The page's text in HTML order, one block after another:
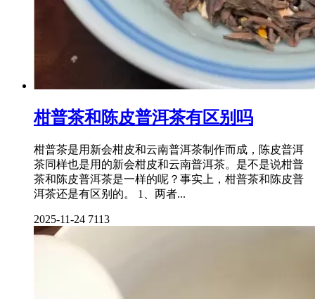
柑普茶和陈皮普洱茶有区别吗
柑普茶是用新会柑皮和云南普洱茶制作而成，陈皮普洱
茶同样也是用的新会柑皮和云南普洱茶。是不是说柑普
茶和陈皮普洱茶是一样的呢？事实上，柑普茶和陈皮普
洱茶还是有区别的。 1、两者...
2025-11-24 7113